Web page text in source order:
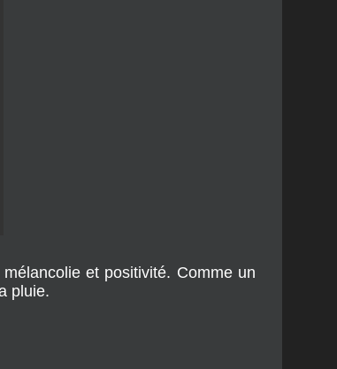
et positivité. Comme un
pluie.